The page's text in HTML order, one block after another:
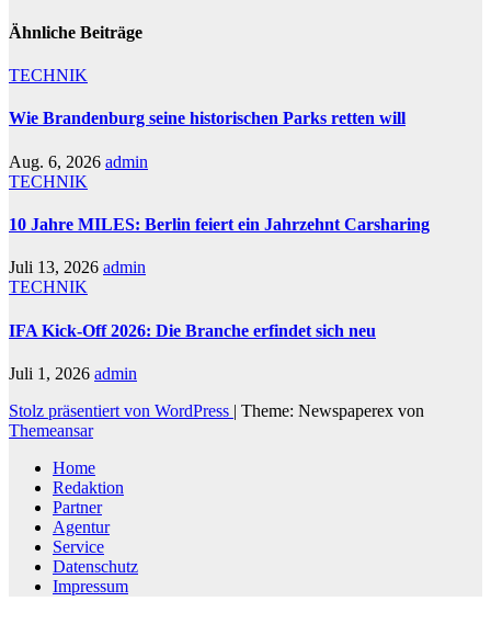
Ähnliche Beiträge
TECHNIK
Wie Brandenburg seine historischen Parks retten will
Aug. 6, 2026 admin
TECHNIK
10 Jahre MILES: Berlin feiert ein Jahrzehnt Carsharing
Juli 13, 2026 admin
TECHNIK
IFA Kick-Off 2026: Die Branche erfindet sich neu
Juli 1, 2026 admin
Stolz präsentiert von WordPress | Theme: Newspaperex von
Themeansar
Home
Redaktion
Partner
Agentur
Service
Datenschutz
Impressum